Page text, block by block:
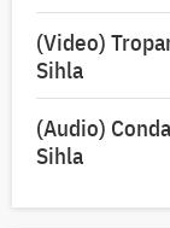
(Video)
Sihla
(Audio)
Sihla